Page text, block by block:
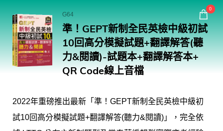
0
購物
G64
準！GEPT新制全民英檢中級初試
10回高分模擬試題+翻譯解答(聽
力&閱讀)-試題本+翻譯解答本+
QR Code線上音檔
2022年重磅推出最新「準！GEPT新制全民英檢中級初
試10回高分模擬試題+翻譯解答(聽力&閱讀)」，完全依